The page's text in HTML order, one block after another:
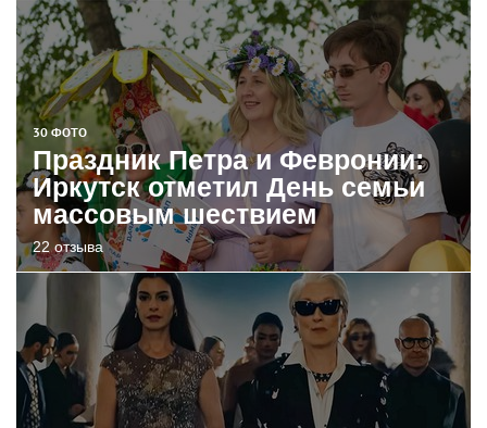
30 ФОТО
Праздник Петра и Февронии:
Иркутск отметил День семьи
массовым шествием
22 отзыва